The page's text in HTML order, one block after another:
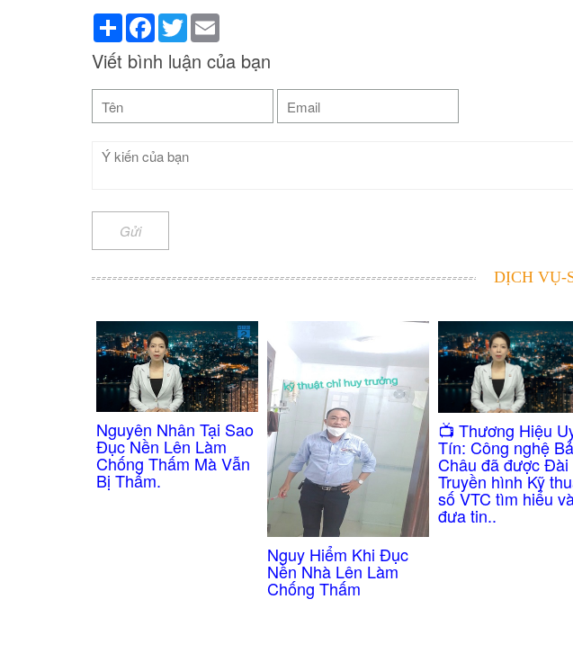
ShareFacebook
Twitter
Viết bình luận của bạn
Gửi
DỊCH VỤ-
Nguyên Nhân Tại Sao
Đục Nền Lên Làm
Chống Thấm Mà Vẫn
Bị Thấm.
Nguy Hiểm Khi Đục
Nền Nhà Lên Làm
Chống Thấm
​📺 Thương Hiệu
Tín: Công nghệ
Châu đã được Đài
Truyền hình Kỹ
số VTC tìm hiểu
đưa tin..